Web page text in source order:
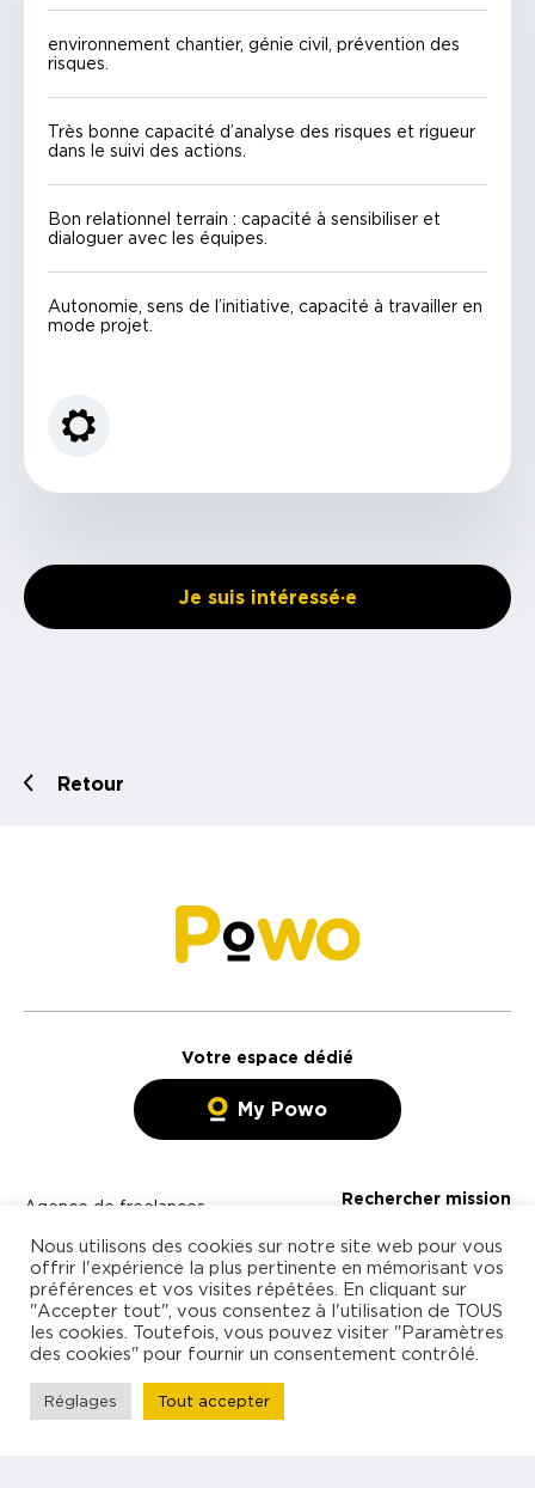
environnement chantier, génie civil, prévention des
risques.
Très bonne capacité d’analyse des risques et rigueur
dans le suivi des actions.
Bon relationnel terrain : capacité à sensibiliser et
dialoguer avec les équipes.
Autonomie, sens de l’initiative, capacité à travailler en
mode projet.
Je suis intéressé·e
Retour
Votre espace dédié
My Powo
Agence de freelances
spécialisée en management
et technologies
Freelance
Entreprise
À propos
Rechercher mission
Contact
Nous utilisons des cookies sur notre site web pour vous
offrir l'expérience la plus pertinente en mémorisant vos
préférences et vos visites répétées. En cliquant sur
"Accepter tout", vous consentez à l'utilisation de TOUS
les cookies. Toutefois, vous pouvez visiter "Paramètres
des cookies" pour fournir un consentement contrôlé.
Réglages Tout accepter